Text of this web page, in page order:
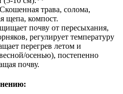
трава, солома,
щепа, компост.
почву от пересыхания,
регулирует температуру
перегрев летом и
осенью), постепенно
почву.